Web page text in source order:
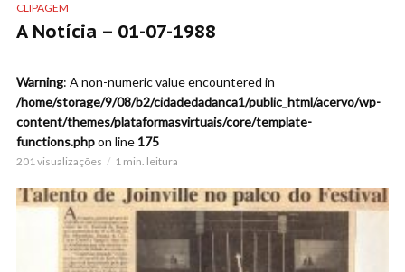
CLIPAGEM
A Notícia – 01-07-1988
Warning: A non-numeric value encountered in
/home/storage/9/08/b2/cidadedadanca1/public_html/acervo/wp-
content/themes/plataformasvirtuais/core/template-
functions.phpon line 175
201 visualizações 1 min. leitura